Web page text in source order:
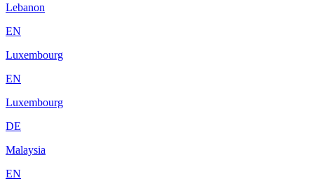
Lebanon
EN
Luxembourg
EN
Luxembourg
DE
Malaysia
EN